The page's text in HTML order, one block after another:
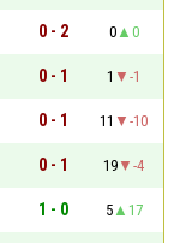
0 - 2 0
0
0 - 1 1
-1
0 - 1 11
-10
0 - 1 19
-4
1 - 0 5
17